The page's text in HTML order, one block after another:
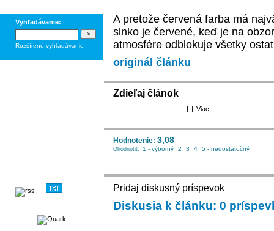
Vyhľadávanie:
Rozšírené vyhľadávanie
A pretože červená farba má
slnko je červené, keď je na
atmosfére odblokuje všetky
originál článku
Zdieľaj článok
| | Viac
Hodnotenie: 3,08
Ohodnotiť: 1 - výborný 2 3 4 5 - nedostatočný
Pridaj diskusný príspevok
Diskusia k článku: 0